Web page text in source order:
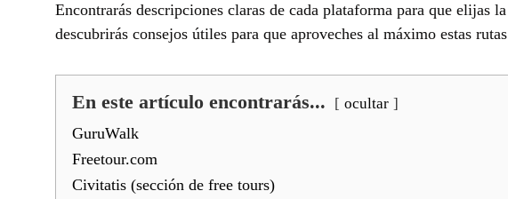
Encontrarás descripciones claras de cada plataforma para que elijas
descubrirás consejos útiles para que aproveches al máximo estas
En este artículo encontrarás... ocultar
GuruWalk
Freetour.com
Civitatis (sección de free tours)